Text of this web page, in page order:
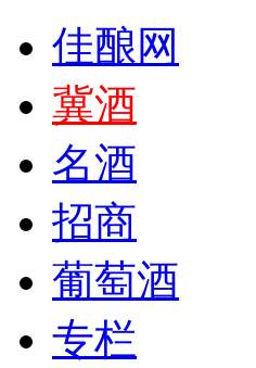
佳酿网
冀酒
名酒
招商
葡萄酒
专栏